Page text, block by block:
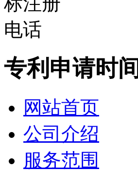
专利申请时间
网站首页
公司介绍
服务范围